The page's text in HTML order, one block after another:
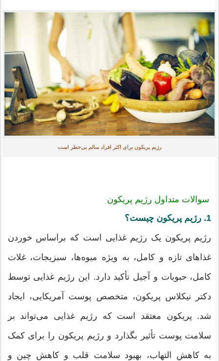
رژیم پریکون برای اکثر افراد سالم بی‌خطر است
سوالات متداول رژیم پریکون
1. رژیم پریکون چیست؟
رژیم پریکون یک رژیم غذایی است که براساس خوردن
غذاهای تازه و کامل، به ویژه میوه‌ها، سبزیجات، غلات
کامل، حبوبات و آجیل تأکید دارد. این رژیم غذایی توسط
دکتر نیکلاس پریکون، متخصص پوست آمریکایی، ایجاد
شد. پریکون معتقد است که رژیم غذایی می‌تواند بر
سلامت پوست تأثیر بگذارد و رژیم پریکون را برای کمک
به کاهش التهاب، بهبود سلامت قلب و کاهش چین و